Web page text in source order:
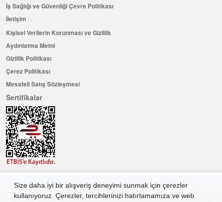
Size daha iyi bir alışveriş deneyimi sunmak için çerezler
kullanıyoruz. Çerezler, tercihlerinizi hatırlamamıza ve web
İş Sağlığı ve Güvenliği Çevre Politikası
İletişim
Kişisel Verilerin Korunması ve Gizlilik
Aydınlatma Metni
Gizlilik Politikası
Çerez Politikası
Mesafeli Satış Sözleşmesi
Sertifikalar
Hemen Üye Olun ...ve 100 ₺ değerinde indirim kuponu kazanın
Üye Ol